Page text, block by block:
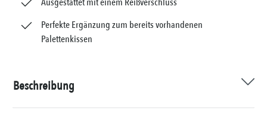
Perfekte Ergänzung zum bereits vorhandenen
Palettenkissen
Beschreibung